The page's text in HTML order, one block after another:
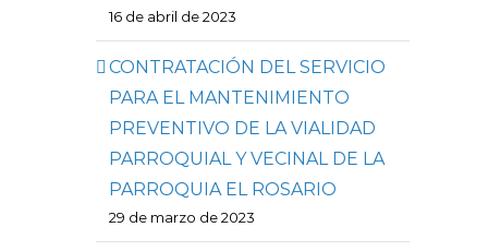
16 de abril de 2023
CONTRATACIÓN DEL SERVICIO
PARA EL MANTENIMIENTO
PREVENTIVO DE LA VIALIDAD
PARROQUIAL Y VECINAL DE LA
PARROQUIA EL ROSARIO
29 de marzo de 2023